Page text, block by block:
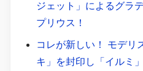
ジェット」によるグラ
プリウス！
コレが新しい！ モデリ
キ」を封印し「イルミ